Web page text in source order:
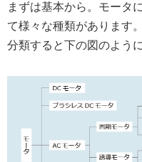
まずは基本から。モータ
て様々な種類があります
分類すると下の図のよう